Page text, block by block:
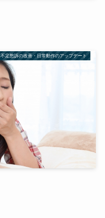
不定愁訴の改善・日常動作のアップデート